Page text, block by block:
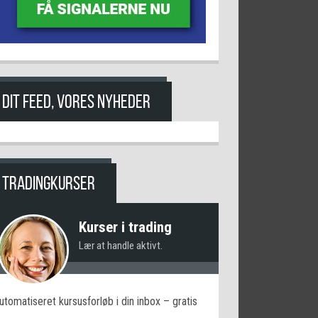
DIT FEED, VORES NYHEDER
TRADINGKURSER
Kurser i trading
Lær at handle aktivt.
kursusforløb i din inbox – gratis